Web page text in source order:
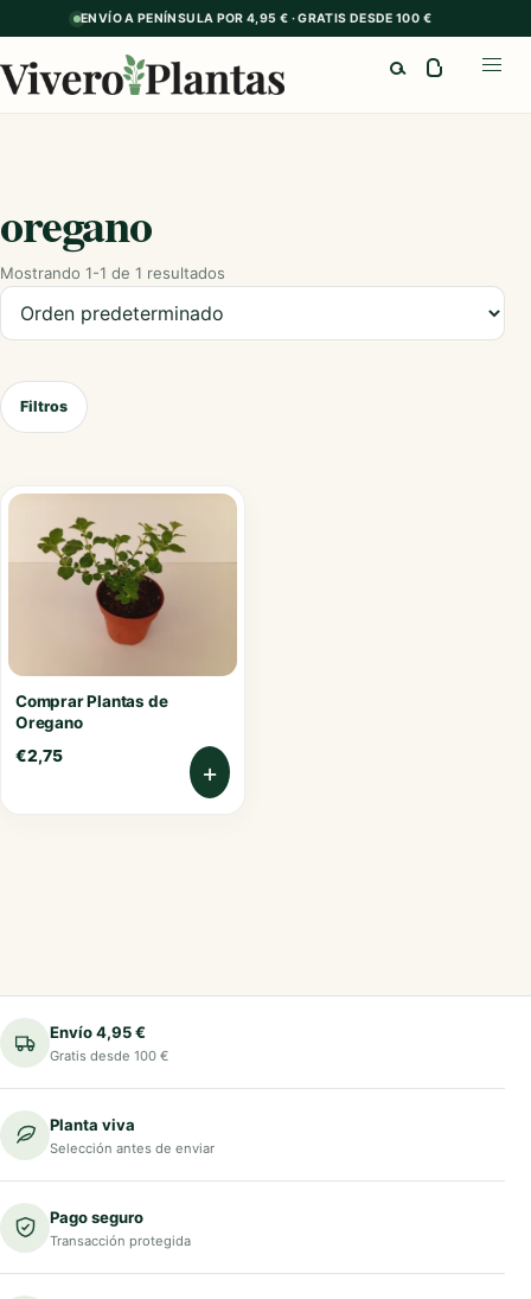
ENVÍO A PENÍNSULA POR 4,95 € · GRATIS DESDE 100 €
oregano
Mostrando 1-1 de 1 resultados
Ordenar productos
Filtros
Comprar Plantas de
Oregano
€2,75
+
Envío 4,95 €
Gratis desde 100 €
Planta viva
Selección antes de enviar
Pago seguro
Transacción protegida